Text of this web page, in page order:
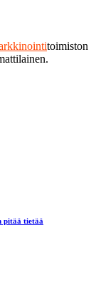
toimiston
pitää tietää